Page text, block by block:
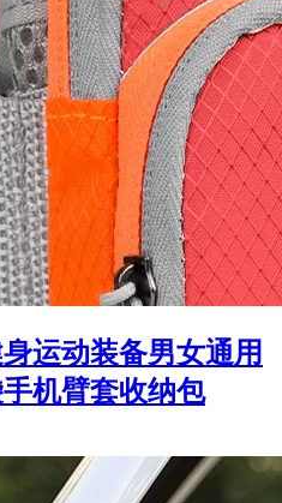
运动装备男女通用
机臂套收纳包